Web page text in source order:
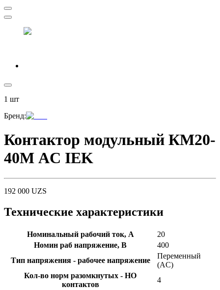
1 шт
Бренд:
Контактор модульный КМ20-
40М AC IEK
192 000 UZS
Технические характеристики
Номинальный рабочий ток, А
20
Номин раб напряжение, В
400
Тип напряжения - рабочее напряжение
Переменный
(AC)
Кол-во норм разомкнутых - НО
контактов
4